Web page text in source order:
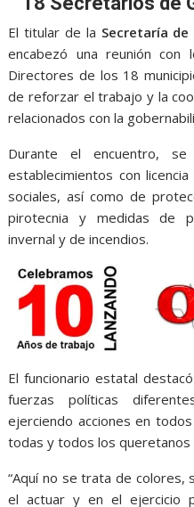
b
o
o
k
t
e
r
l s
A
p
p
e
n
g
e
r
El titular de la Secretaría
encabezó una reunión con
Directores de los 18
de reforzar el trabajo y la
relacionados con la
Durante el encuentro,
establecimientos con
sociales, así como de
pirotecnia y medidas de
invernal y de incendios.
El funcionario estatal
fuerzas políticas
ejerciendo acciones en
todas y todos los queretanos
“Aquí no se trata de
el actuar y en el ejercicio